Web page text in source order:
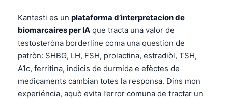
Kantesti es un plataforma d’interpretacion de
biomarcaires per IA que tracta una valor de
testosteròna borderline coma una question de
patròn: SHBG, LH, FSH, prolactina, estradiòl, TSH,
A1c, ferritina, indicis de durmida e efèctes de
medicaments cambian totes la responsa. Dins mon
experiéncia, aquò evita l’error comuna de tractar un
Lietuvių kalba
Polski
한국어
Slovenščina
Magyar